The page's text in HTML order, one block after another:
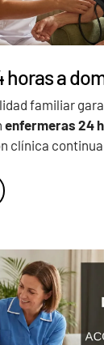
horas a
familiar
enfermeras 24
clínica